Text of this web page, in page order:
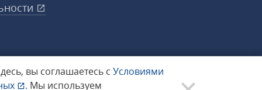
вы соглашаетесь с Условиями
. Мы используем